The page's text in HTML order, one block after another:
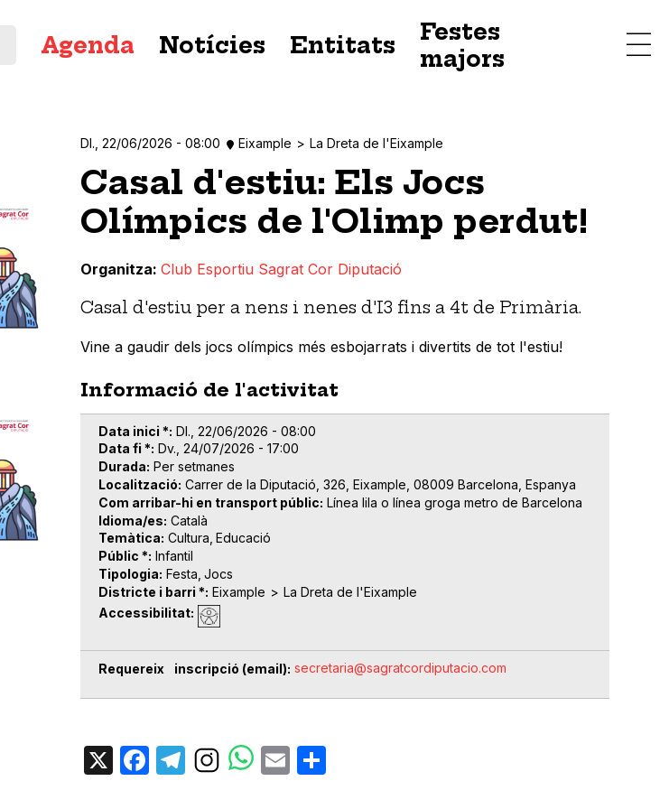
principal
Agenda Notícies Entitats
Festes
majors
Dl., 22/06/2026 - 08:00 Eixample La Dreta de l'Eixample
Casal d'estiu: Els Jocs
Olímpics de l'Olimp perdut!
Organitza Club Esportiu Sagrat Cor Diputació
Casal d'estiu per a nens i nenes d'I3 fins a 4t de Primària.
Vine a gaudir dels jocs olímpics més esbojarrats i divertits de tot l'estiu!
Informació de l'activitat
Data inici * Dl., 22/06/2026 - 08:00
Data fi * Dv., 24/07/2026 - 17:00
Durada Per setmanes
Localització Carrer de la Diputació, 326, Eixample, 08009 Barcelona, Espanya
Com arribar-hi en transport públic Línea lila o línea groga metro de Barcelona
Idioma/es Català
Temàtica Cultura Educació
Públic * Infantil
Tipologia Festa Jocs
Districte i barri * Eixample
La Dreta de l'Eixample
Accessibilitat
Requereix inscripció (email) secretaria@sagratcordiputacio.com
X Facebook
TelegramEmail